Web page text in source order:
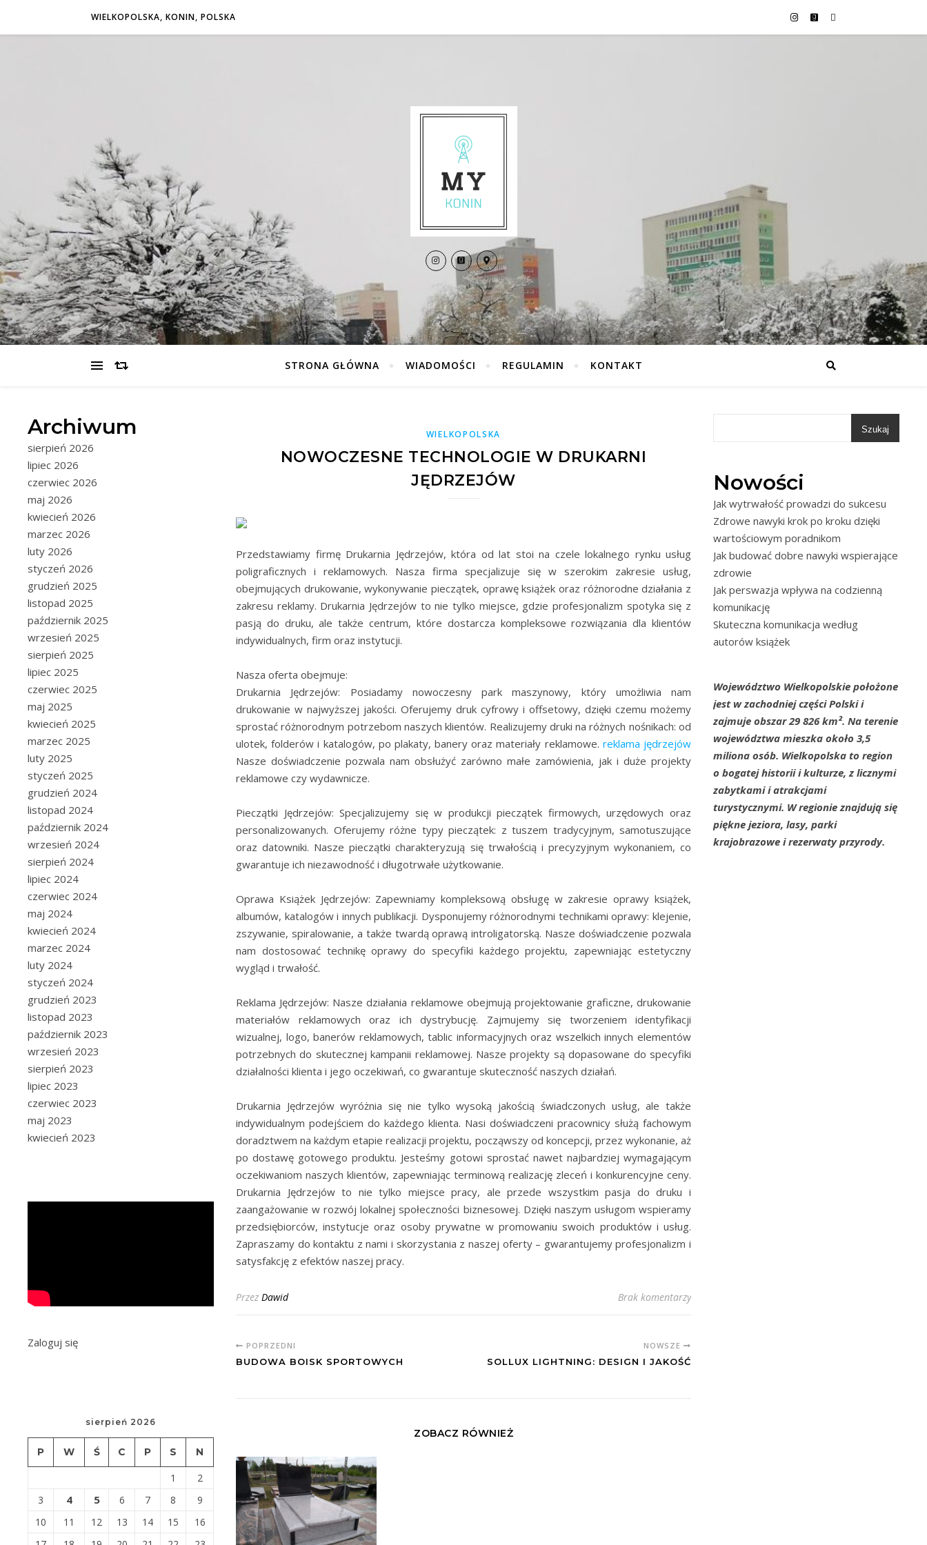
WIELKOPOLSKA, KONIN, POLSKA
STRONA GŁÓWNA WIADOMOŚCI REGULAMIN KONTAKT
Archiwum
sierpień 2026
lipiec 2026
czerwiec 2026
maj 2026
kwiecień 2026
marzec 2026
luty 2026
styczeń 2026
grudzień 2025
listopad 2025
październik 2025
wrzesień 2025
sierpień 2025
lipiec 2025
czerwiec 2025
maj 2025
kwiecień 2025
marzec 2025
luty 2025
styczeń 2025
grudzień 2024
listopad 2024
październik 2024
wrzesień 2024
sierpień 2024
lipiec 2024
czerwiec 2024
maj 2024
kwiecień 2024
marzec 2024
luty 2024
styczeń 2024
grudzień 2023
listopad 2023
październik 2023
wrzesień 2023
sierpień 2023
lipiec 2023
czerwiec 2023
maj 2023
kwiecień 2023
Zaloguj się
sierpień 2026
P W Ś C P S N
1
2
3
4 5 6 7 8
9
10
11 12 13 14 15
16
WIELKOPOLSKA
NOWOCZESNE TECHNOLOGIE W DRUKARNI
JĘDRZEJÓW
Przedstawiamy firmę Drukarnia Jędrzejów, która od lat stoi na czele lokalnego rynku usług
poligraficznych i reklamowych. Nasza firma specjalizuje się w szerokim zakresie usług,
obejmujących drukowanie, wykonywanie pieczątek, oprawę książek oraz różnorodne działania z
zakresu reklamy. Drukarnia Jędrzejów to nie tylko miejsce, gdzie profesjonalizm spotyka się z
pasją do druku, ale także centrum, które dostarcza kompleksowe rozwiązania dla klientów
indywidualnych, firm oraz instytucji.
Nasza oferta obejmuje:
Drukarnia Jędrzejów: Posiadamy nowoczesny park maszynowy, który umożliwia nam
drukowanie w najwyższej jakości. Oferujemy druk cyfrowy i offsetowy, dzięki czemu możemy
sprostać różnorodnym potrzebom naszych klientów. Realizujemy druki na różnych nośnikach: od
ulotek, folderów i katalogów, po plakaty, banery oraz materiały reklamowe. reklama jędrzejów
Nasze doświadczenie pozwala nam obsłużyć zarówno małe zamówienia, jak i duże projekty
reklamowe czy wydawnicze.
Pieczątki Jędrzejów: Specjalizujemy się w produkcji pieczątek firmowych, urzędowych oraz
personalizowanych. Oferujemy różne typy pieczątek: z tuszem tradycyjnym, samotuszujące
oraz datowniki. Nasze pieczątki charakteryzują się trwałością i precyzyjnym wykonaniem, co
gwarantuje ich niezawodność i długotrwałe użytkowanie.
Oprawa Książek Jędrzejów: Zapewniamy kompleksową obsługę w zakresie oprawy książek,
albumów, katalogów i innych publikacji. Dysponujemy różnorodnymi technikami oprawy: klejenie,
zszywanie, spiralowanie, a także twardą oprawą introligatorską. Nasze doświadczenie pozwala
nam dostosować technikę oprawy do specyfiki każdego projektu, zapewniając estetyczny
wygląd i trwałość.
Reklama Jędrzejów: Nasze działania reklamowe obejmują projektowanie graficzne, drukowanie
materiałów reklamowych oraz ich dystrybucję. Zajmujemy się tworzeniem identyfikacji
wizualnej, logo, banerów reklamowych, tablic informacyjnych oraz wszelkich innych elementów
potrzebnych do skutecznej kampanii reklamowej. Nasze projekty są dopasowane do specyfiki
działalności klienta i jego oczekiwań, co gwarantuje skuteczność naszych działań.
Drukarnia Jędrzejów wyróżnia się nie tylko wysoką jakością świadczonych usług, ale także
indywidualnym podejściem do każdego klienta. Nasi doświadczeni pracownicy służą fachowym
doradztwem na każdym etapie realizacji projektu, począwszy od koncepcji, przez wykonanie, aż
po dostawę gotowego produktu. Jesteśmy gotowi sprostać nawet najbardziej wymagającym
oczekiwaniom naszych klientów, zapewniając terminową realizację zleceń i konkurencyjne ceny.
Drukarnia Jędrzejów to nie tylko miejsce pracy, ale przede wszystkim pasja do druku i
zaangażowanie w rozwój lokalnej społeczności biznesowej. Dzięki naszym usługom wspieramy
przedsiębiorców, instytucje oraz osoby prywatne w promowaniu swoich produktów i usług.
Zapraszamy do kontaktu z nami i skorzystania z naszej oferty – gwarantujemy profesjonalizm i
satysfakcję z efektów naszej pracy.
Przez Dawid Brak komentarzy
POPRZEDNI
BUDOWA BOISK SPORTOWYCH
NOWSZE
SOLLUX LIGHTNING: DESIGN I JAKOŚĆ
ZOBACZ RÓWNIEŻ
Szukaj
Nowości
Jak wytrwałość prowadzi do sukcesu
Zdrowe nawyki krok po kroku dzięki
wartościowym poradnikom
Jak budować dobre nawyki wspierające
zdrowie
Jak perswazja wpływa na codzienną
komunikację
Skuteczna komunikacja według
autorów książek
Województwo Wielkopolskie położone
jest w zachodniej części Polski i
zajmuje obszar 29 826 km². Na terenie
województwa mieszka około 3,5
miliona osób. Wielkopolska to region
o bogatej historii i kulturze, z licznymi
zabytkami i atrakcjami
turystycznymi. W regionie znajdują się
piękne jeziora, lasy, parki
krajobrazowe i rezerwaty przyrody.